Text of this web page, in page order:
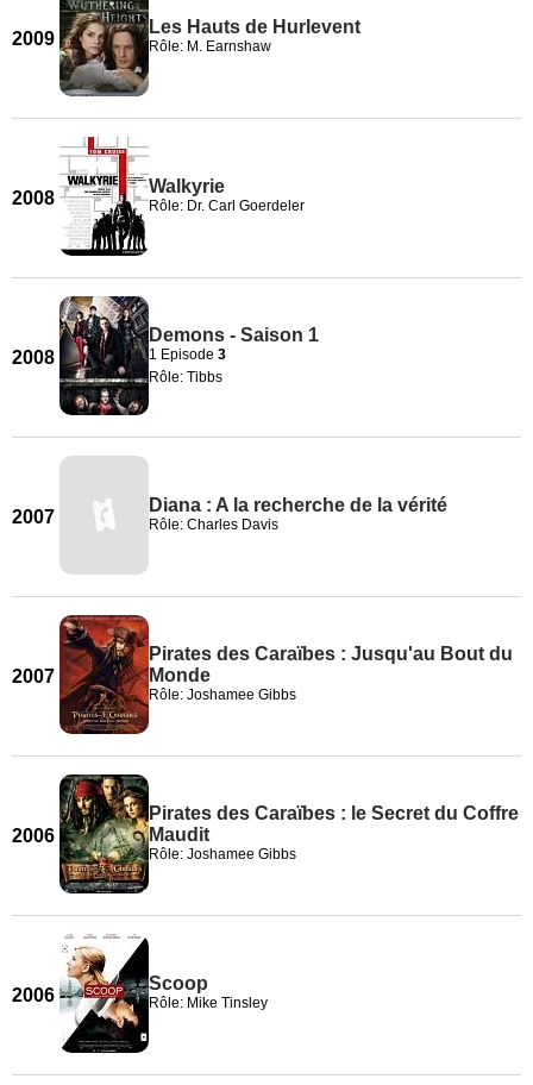
2009
Les Hauts de Hurlevent
Rôle: M. Earnshaw
2008
Walkyrie
Rôle: Dr. Carl Goerdeler
2008
Demons - Saison 1
1 Episode 3
Rôle: Tibbs
2007
Diana : A la recherche de la vérité
Rôle: Charles Davis
2007
Pirates des Caraïbes : Jusqu'au Bout du
Monde
Rôle: Joshamee Gibbs
2006
Pirates des Caraïbes : le Secret du Coffre
Maudit
Rôle: Joshamee Gibbs
2006
Scoop
Rôle: Mike Tinsley